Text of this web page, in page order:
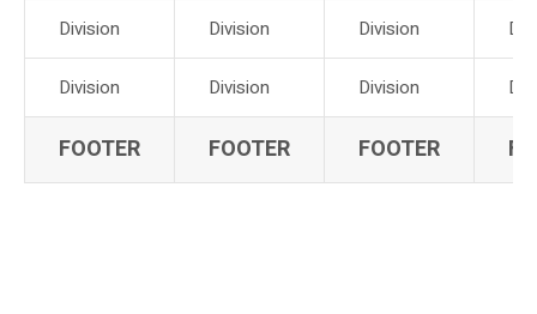
Division Division Division
Division Division Division
FOOTER FOOTER FOOTER